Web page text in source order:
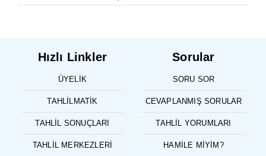
Hızlı Linkler
ÜYELIK
TAHLILMATIK
TAHLIL SONUÇLARI
TAHLIL MERKEZLERI
Sorular
SORU SOR
CEVAPLANMIŞ SORULAR
TAHLIL YORUMLARI
HAMILE MIYIM?